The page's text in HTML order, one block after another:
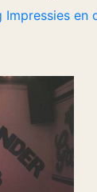
en